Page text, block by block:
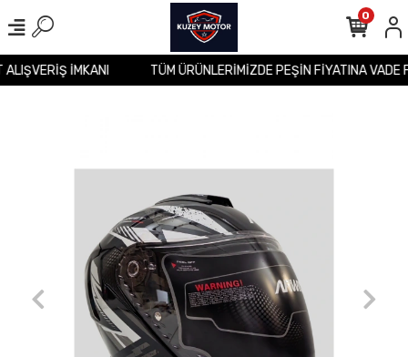
ALIŞVERİŞ İMKANI TÜM ÜRÜNLERİMİZDE PEŞİN FİYATINA
0